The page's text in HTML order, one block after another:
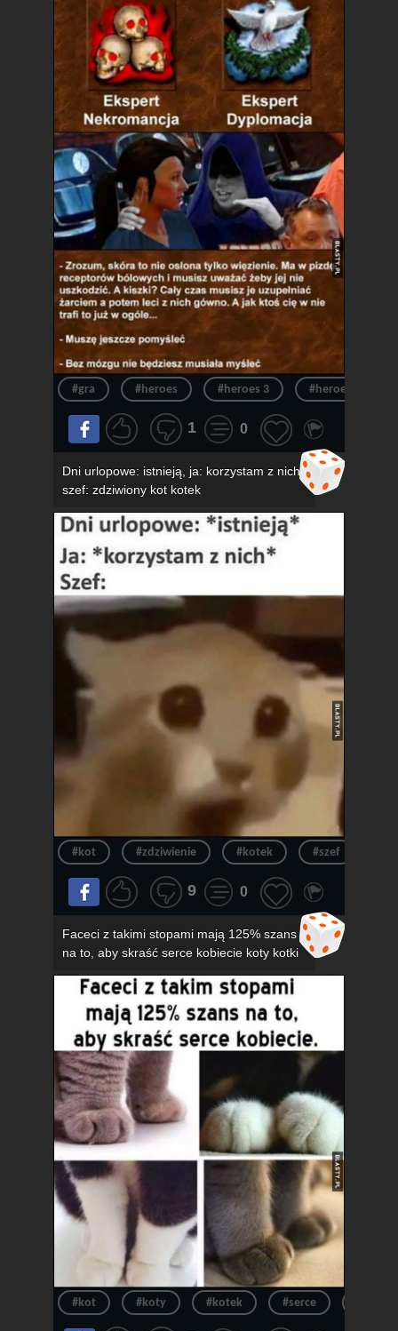
#gra #heroes #heroes 3 #heroes of
1 0
Dni urlopowe: istnieją, ja: korzystam z nich,
szef: zdziwiony kot kotek
#kot #zdziwienie #kotek #szef
9 0
Faceci z takimi stopami mają 125% szans
na to, aby skraść serce kobiecie koty kotki
#kot #koty #kotek #serce